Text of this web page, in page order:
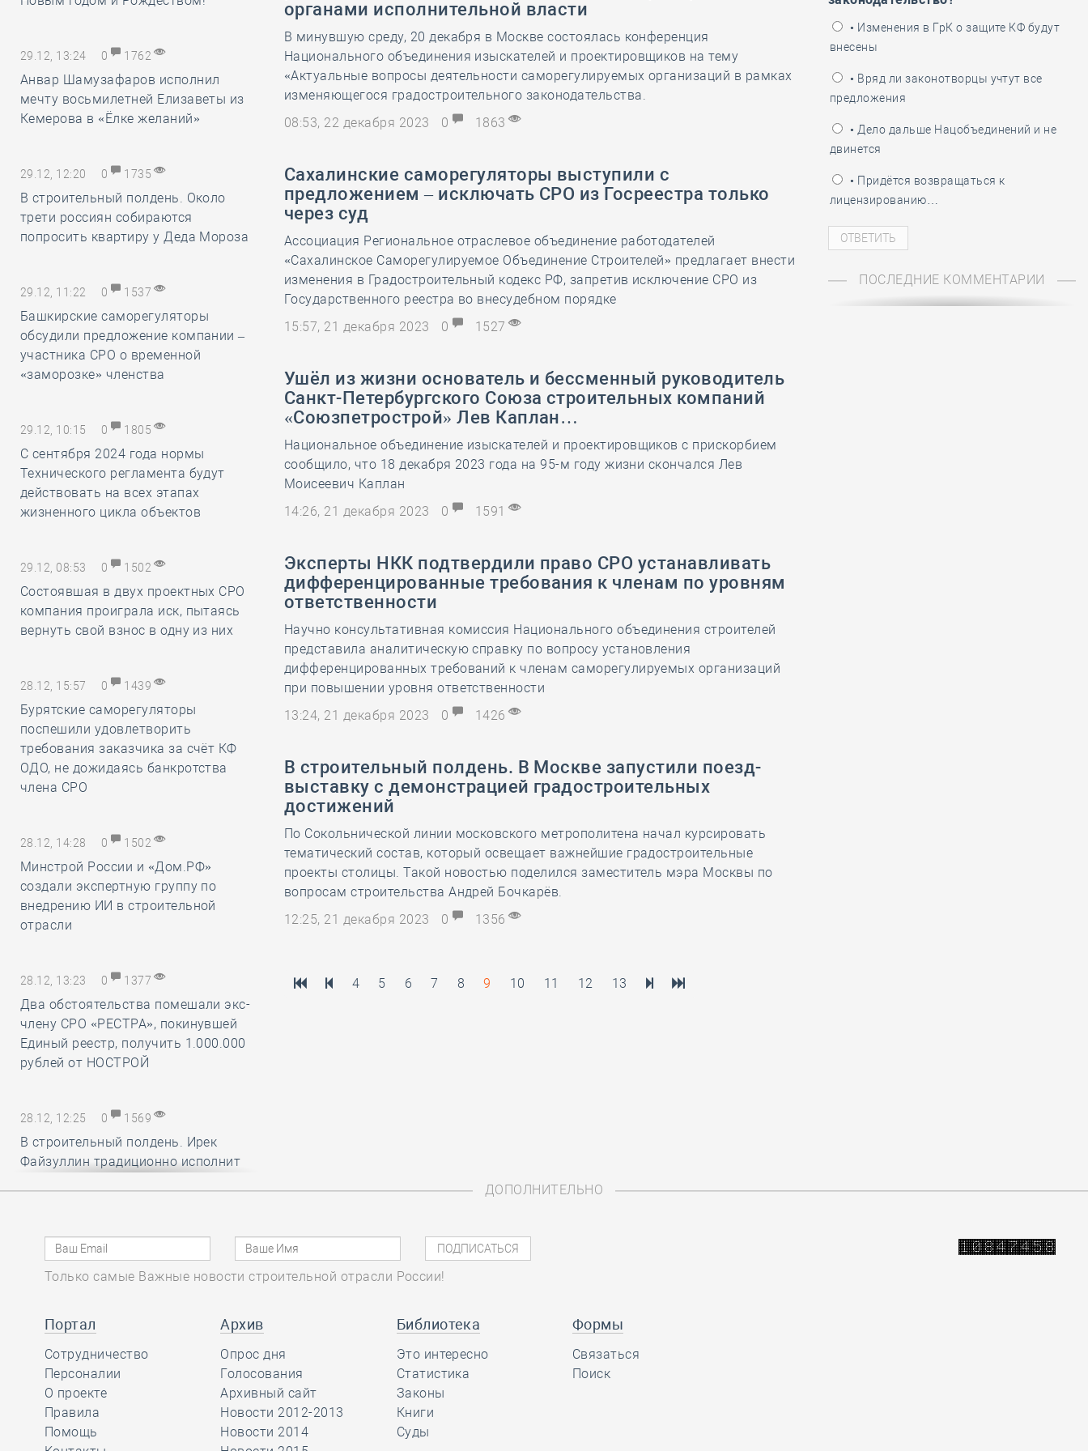
29.12, 13:24 0 1762
Анвар Шамузафаров исполнил
мечту восьмилетней Елизаветы из
Кемерова в «Ёлке желаний»
29.12, 12:20 0 1735
В строительный полдень. Около
трети россиян собираются
попросить квартиру у Деда Мороза
29.12, 11:22 0 1537
Башкирские саморегуляторы
обсудили предложение компании –
участника СРО о временной
«заморозке» членства
29.12, 10:15 0 1805
С сентября 2024 года нормы
Технического регламента будут
действовать на всех этапах
жизненного цикла объектов
29.12, 08:53 0 1502
Состоявшая в двух проектных СРО
компания проиграла иск, пытаясь
вернуть свой взнос в одну из них
28.12, 15:57 0 1439
Бурятские саморегуляторы
поспешили удовлетворить
требования заказчика за счёт КФ
ОДО, не дожидаясь банкротства
члена СРО
28.12, 14:28 0 1502
Минстрой России и «Дом.РФ»
создали экспертную группу по
внедрению ИИ в строительной
отрасли
28.12, 13:23 0 1377
Два обстоятельства помешали экс-
члену СРО «РЕСТРА», покинувшей
Единый реестр, получить 1.000.000
рублей от НОСТРОЙ
28.12, 12:25 0 1569
В строительный полдень. Ирек
Файзуллин традиционно исполнит
28.12, 11:24 0
Минстрой и Главгосэкпертиза
вопросам применения механизма
компенсации удорожания цен на
строительные ресурсы
28.12, 10:16
СРО АСОНО избежала
органами исполнительной власти
В минувшую среду, 20 декабря в Москве состоялась конференция
Национального объединения изыскателей и проектировщиков на тему
«Актуальные вопросы деятельности саморегулируемых организаций в рамках
изменяющегося градостроительного законодательства.
08:53, 22 декабря 2023
0 1863
Сахалинские саморегуляторы выступили с
предложением – исключать СРО из Госреестра только
через суд
Ассоциация Региональное отраслевое объединение работодателей
«Сахалинское Саморегулируемое Объединение Строителей» предлагает внести
изменения в Градостроительный кодекс РФ, запретив исключение СРО из
Государственного реестра во внесудебном порядке
15:57, 21 декабря 2023
0 1527
Ушёл из жизни основатель и бессменный руководитель
Санкт-Петербургского Союза строительных компаний
«Союзпетрострой» Лев Каплан…
Национальное объединение изыскателей и проектировщиков с прискорбием
сообщило, что 18 декабря 2023 года на 95-м году жизни скончался Лев
Моисеевич Каплан
14:26, 21 декабря 2023
0 1591
Эксперты НКК подтвердили право СРО устанавливать
дифференцированные требования к членам по уровням
ответственности
Научно консультативная комиссия Национального объединения строителей
представила аналитическую справку по вопросу установления
дифференцированных требований к членам саморегулируемых организаций
при повышении уровня ответственности
13:24, 21 декабря 2023
0 1426
В строительный полдень. В Москве запустили поезд-
выставку с демонстрацией градостроительных
достижений
По Сокольнической линии московского метрополитена начал курсировать
тематический состав, который освещает важнейшие градостроительные
проекты столицы. Такой новостью поделился заместитель мэра Москвы по
вопросам строительства Андрей Бочкарёв.
12:25, 21 декабря 2023
0 1356
4 5 6 7 8 9 10 11 12 13
• Изменения в ГрК о защите КФ будут
внесены
• Вряд ли законотворцы учтут все
предложения
• Дело дальше Нацобъединений и не
двинется
• Придётся возвращаться к
лицензированию…
ПОСЛЕДНИЕ КОММЕНТАРИИ
ДОПОЛНИТЕЛЬНО
Только самые Важные новости строительной отрасли России!
Портал
Сотрудничество
Персоналии
О проекте
Правила
Помощь
Архив
Опрос дня
Голосования
Архивный сайт
Новости 2012-2013
Новости 2014
Библиотека
Это интересно
Статистика
Законы
Книги
Суды
Формы
Связаться
Поиск